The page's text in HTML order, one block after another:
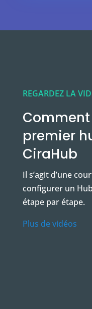
REGARDEZ LA
premier
CiraHub
Il s’agit d’une
configurer un
étape par étape.
Plus de vidéos